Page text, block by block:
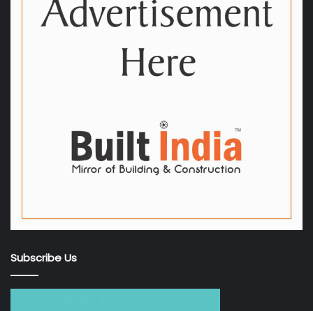
Subscribe Us